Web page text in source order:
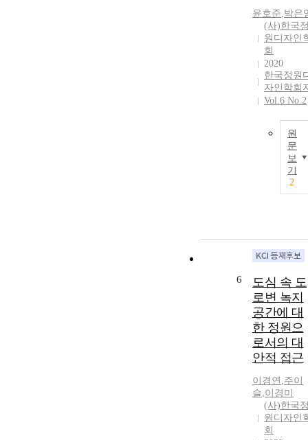
윤호준,박은
(사)한국
원디자인
회
2020
한국정원
자인학회
Vol.6 No.2
원
문
보
기
2
6
도심 속 도
로변 녹지
공간에 대
한 정원으
로서의 대
안적 접근
이경연 ,주이
슬,이경미
(사)한국
원디자인
회